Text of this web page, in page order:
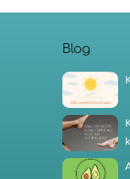
Blog